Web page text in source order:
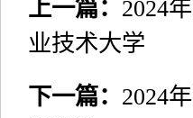
上一篇： 2024
业技术大学
下一篇： 2024